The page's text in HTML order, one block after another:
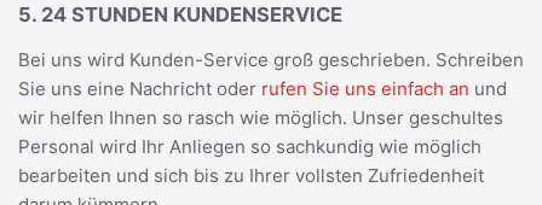
5. 24 STUNDEN KUNDENSERVICE
Bei uns wird Kunden-Service groß geschrieben. Schreiben
Sie uns eine Nachricht oder rufen Sie uns einfach an und
wir helfen Ihnen so rasch wie möglich. Unser geschultes
Personal wird Ihr Anliegen so sachkundig wie möglich
bearbeiten und sich bis zu Ihrer vollsten Zufriedenheit